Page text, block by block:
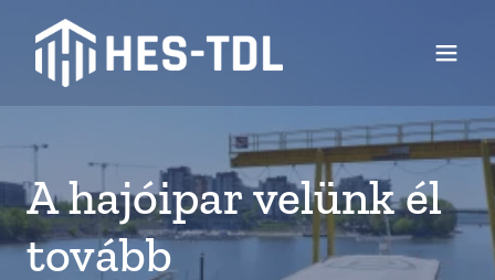
A hajóipar velünk él
tovább